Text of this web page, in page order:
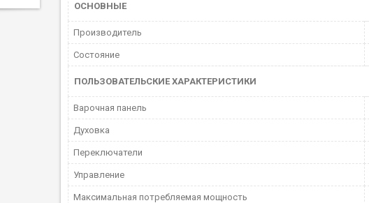
ОСНОВНЫЕ
Производитель
Состояние
ПОЛЬЗОВАТЕЛЬСКИЕ ХАРАКТЕРИСТИКИ
Варочная панель
Духовка
Переключатели
Управление
Максимальная потребляемая мощность